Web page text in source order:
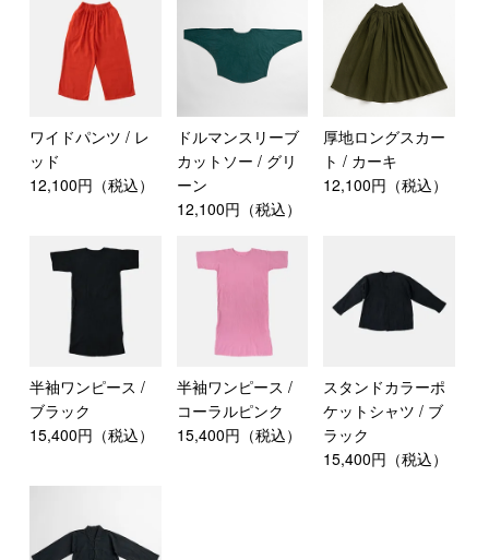
ワイドパンツ / レ
ッド
12,100円（税込）
ドルマンスリーブ
カットソー / グリ
ーン
12,100円（税込）
厚地ロングスカー
ト / カーキ
12,100円（税込）
半袖ワンピース /
ブラック
15,400円（税込）
半袖ワンピース /
コーラルピンク
15,400円（税込）
スタンドカラーポ
ケットシャツ / ブ
ラック
15,400円（税込）